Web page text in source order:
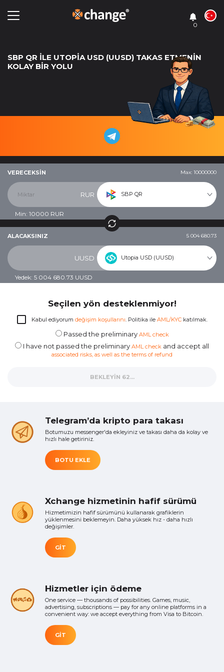
0
SBP QR ILE UTOPIA USD (UUSD) TAKAS ETMENIN
KOLAY BIR YOLU
VERECEKSIN Max: 10000000
RUR SBP QR
Min: 10000 RUR
ALACAKSINIZ 5 004 680.73
UUSD Utopia USD (UUSD)
Yedek: 5 004 680.73 UUSD
Seçilen yön desteklenmiyor!
Kabul ediyorum değişim koşullarını. Politika ile AML/KYCkatılmak.
Passed the preliminary AML check
I have not passed the preliminary AML check and accept all
associated risks, as well as the terms of refund
BEKLEYIN 59...
Telegram’da kripto para takası
Botumuzu messenger'da ekleyiniz ve takası daha da kolay ve
hızlı hale getiriniz.
BOTU EKLE
Xchange hizmetinin hafif sürümü
Hizmetimizin hafif sürümünü kullanarak grafiklerin
yüklenmesini beklemeyin. Daha yüksek hız - daha hızlı
değişimler.
GIT
Hizmetler için ödeme
One service — thousands of possibilities. Games, music,
advertising, subscriptions — pay for any online platforms in a
convenient way: we accept everything from Visa to Bitcoin.
GIT